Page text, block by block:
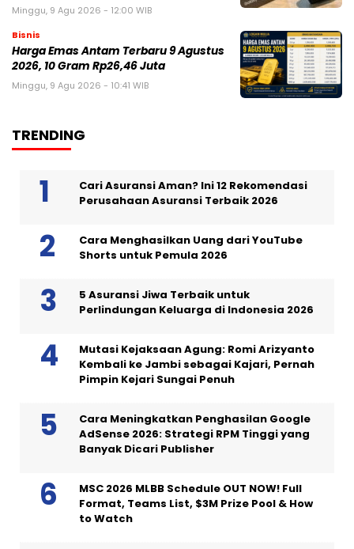
Minggu, 9 Agu 2026 - 12:00 WIB
Bisnis
Harga Emas Antam Terbaru 9 Agustus
2026, 10 Gram Rp26,46 Juta
Minggu, 9 Agu 2026 - 10:41 WIB
TRENDING
Cari Asuransi Aman? Ini 12 Rekomendasi
Perusahaan Asuransi Terbaik 2026
Cara Menghasilkan Uang dari YouTube
Shorts untuk Pemula 2026
5 Asuransi Jiwa Terbaik untuk
Perlindungan Keluarga di Indonesia 2026
Mutasi Kejaksaan Agung: Romi Arizyanto
Kembali ke Jambi sebagai Kajari, Pernah
Pimpin Kejari Sungai Penuh
Cara Meningkatkan Penghasilan Google
AdSense 2026: Strategi RPM Tinggi yang
Banyak Dicari Publisher
MSC 2026 MLBB Schedule OUT NOW! Full
Format, Teams List, $3M Prize Pool & How
to Watch